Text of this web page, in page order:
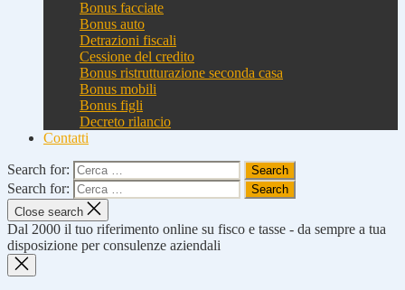
Bonus facciate
Bonus auto
Detrazioni fiscali
Cessione del credito
Bonus ristrutturazione seconda casa
Bonus mobili
Bonus figli
Decreto rilancio
Contatti
Search for:
Search for:
Close search
Dal 2000 il tuo riferimento online su fisco e tasse - da sempre a tua
disposizione per consulenze aziendali